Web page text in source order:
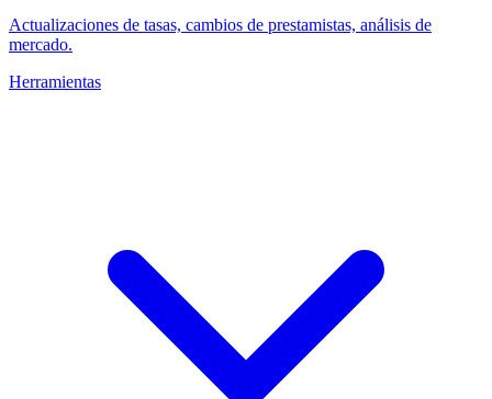
Actualizaciones de tasas, cambios de prestamistas, análisis de
mercado.
Herramientas